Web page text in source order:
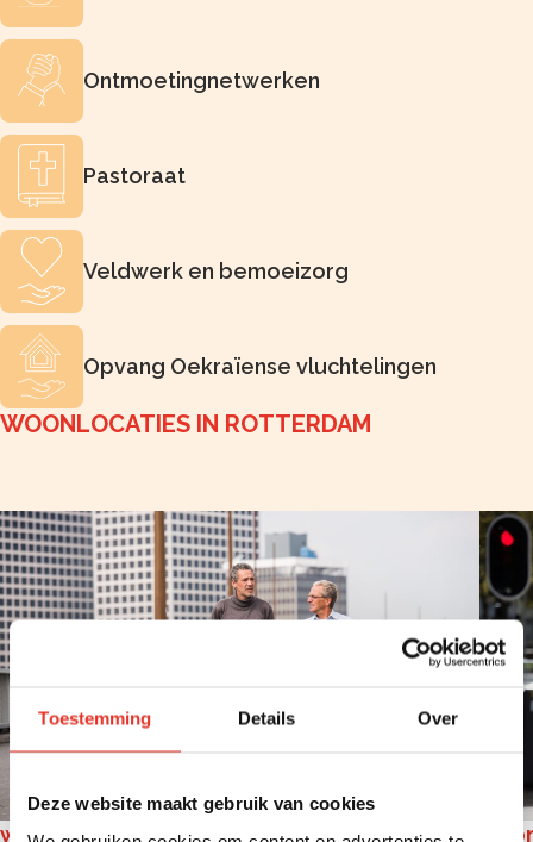
Toestemming Details Over
Deze website maakt gebruik van cookies
Ontmoetingnetwerken
Pastoraat
Veldwerk en bemoeizorg
Opvang Oekraïense vluchtelingen
WOONLOCATIES IN ROTTERDAM
woonlocatie Delfshaven